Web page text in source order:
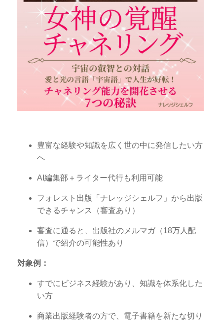
豊富な経験や知識を広く世の中に発信したい方
へ
AI編集部＋ライター代行も利用可能
フォレスト出版「ナレッジシェルフ」から出版
できるチャンス（審査あり）
審査に通ると、出版社のメルマガ（18万人配
信）で紹介の可能性あり
対象例：
すでにビジネス経験があり、知識を体系化した
い方
商業出版経験者の方で、電子書籍を新たな切り